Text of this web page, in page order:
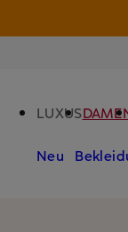
LUXUS
Neu